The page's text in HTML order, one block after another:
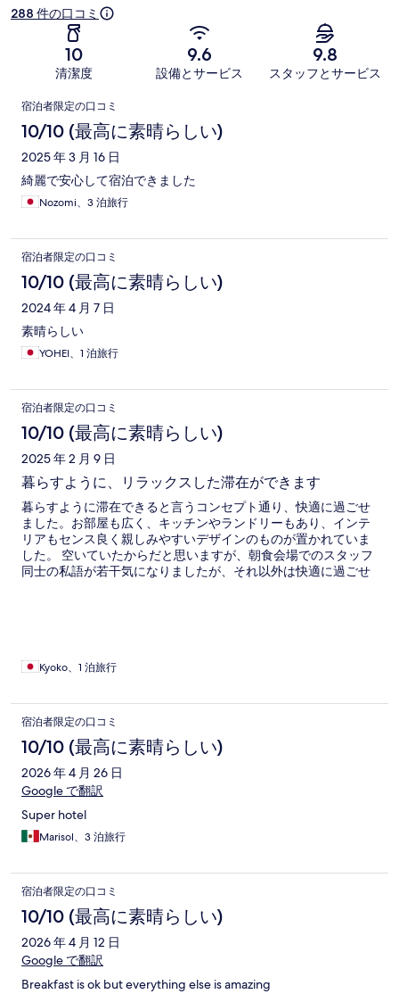
288 件の口コミ
10
清潔度
9.6
設備とサービス
9.8
スタッフとサービス
口
コ
ミ
宿泊者限定の口コミ
10/10 (最高に素晴らしい)
2025 年 3 月 16 日
綺麗で安心して宿泊できました
Nozomi、3 泊旅行
宿泊者限定の口コミ
10/10 (最高に素晴らしい)
2024 年 4 月 7 日
素晴らしい
YOHEI、1 泊旅行
宿泊者限定の口コミ
10/10 (最高に素晴らしい)
2025 年 2 月 9 日
暮らすように、リラックスした滞在ができます
暮らすように滞在できると言うコンセプト通り、快適に過ごせ
ました。お部屋も広く、キッチンやランドリーもあり、インテ
リアもセンス良く親しみやすいデザインのものが置かれていま
した。 空いていたからだと思いますが、朝食会場でのスタッフ
同士の私語が若干気になりましたが、それ以外は快適に過ごせ
Kyoko、1 泊旅行
宿泊者限定の口コミ
10/10 (最高に素晴らしい)
2026 年 4 月 26 日
Google で翻訳
Super hotel
Marisol、3 泊旅行
宿泊者限定の口コミ
10/10 (最高に素晴らしい)
2026 年 4 月 12 日
Google で翻訳
Breakfast is ok but everything else is amazing